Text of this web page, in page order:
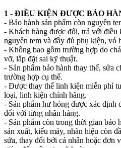
1 - ĐIỀU KIỆN ĐƯỢC BẢO
- Bảo hành sản phẩm còn nguyên
- Khách hàng được đổi, trả với điều
nguyên tem và đầy đủ phụ kiện, vỏ
- Không bao gồm trường hợp do
vỡ, lắp đặt sai kỹ thuật.
- Sản phẩm bảo hành thay thế, sửa
trường hợp cụ thể.
- Được thay thế linh kiện miễn phí
loại, linh kiện chính hãng.
- Sản phẩm hư hỏng được xác định
đối với từng nhãn hàng.
- Sản phẩm còn trong thời gian bảo
sản xuất, kiểu máy, nhãn hiệu còn
sửa, thay đổi bởi cá nhân hoặc đơn